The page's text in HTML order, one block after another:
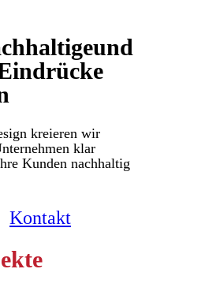
und
kreieren wir
klar
Kunden nachhaltig
Kontakt